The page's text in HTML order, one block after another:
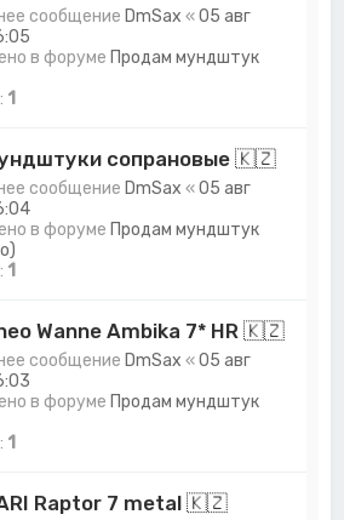
сообщение DmSax «05 авг
в форуме Продам мундштук
1
сопрановые 🇰🇿
сообщение DmSax «05 авг
в форуме Продам мундштук
1
Wanne Ambika 7* HR 🇰🇿
сообщение DmSax «05 авг
в форуме Продам мундштук
1
Raptor 7 metal 🇰🇿